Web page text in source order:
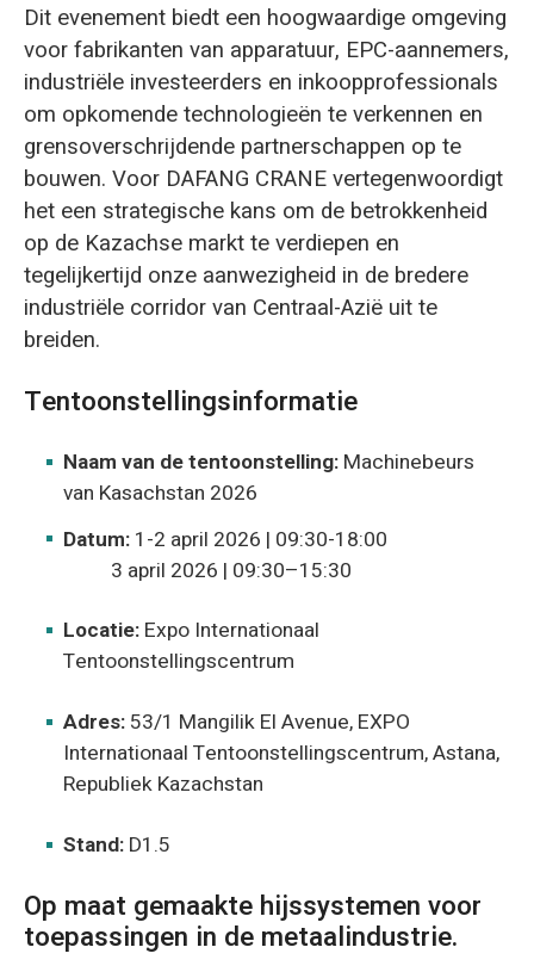
Dit evenement biedt een hoogwaardige omgeving
voor fabrikanten van apparatuur, EPC-aannemers,
industriële investeerders en inkoopprofessionals
om opkomende technologieën te verkennen en
grensoverschrijdende partnerschappen op te
bouwen. Voor DAFANG CRANE vertegenwoordigt
het een strategische kans om de betrokkenheid
op de Kazachse markt te verdiepen en
tegelijkertijd onze aanwezigheid in de bredere
industriële corridor van Centraal-Azië uit te
breiden.
Tentoonstellingsinformatie
Naam van de tentoonstelling: Machinebeurs
van Kasachstan 2026
Datum: 1-2 april 2026 | 09:30-18:00
3 april 2026 | 09:30–15:30
Locatie: Expo Internationaal
Tentoonstellingscentrum
Adres: 53/1 Mangilik El Avenue, EXPO
Internationaal Tentoonstellingscentrum, Astana,
Republiek Kazachstan
Stand: D1.5
Op maat gemaakte hijssystemen voor
toepassingen in de metaalindustrie.